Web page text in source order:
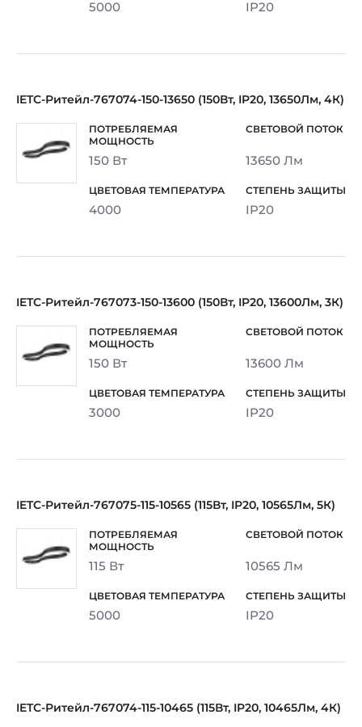
5000 IP20
IETC-Ритейл-767074-150-13650 (150Вт, IP20, 13650Лм, 4К)
150 Вт 13650 Лм
4000 IP20
IETC-Ритейл-767073-150-13600 (150Вт, IP20, 13600Лм, 3К)
150 Вт 13600 Лм
3000 IP20
IETC-Ритейл-767075-115-10565 (115Вт, IP20, 10565Лм, 5К)
115 Вт 10565 Лм
5000 IP20
IETC-Ритейл-767074-115-10465 (115Вт, IP20, 10465Лм, 4К)